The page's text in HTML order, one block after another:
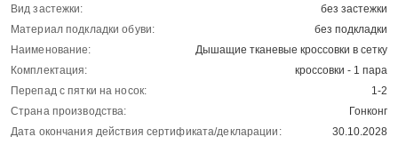
Вид застежки:
без застежки
Материал подкладки обуви:
без подкладки
Наименование:
Дышащие тканевые кроссовки в сетку
Комплектация:
кроссовки - 1 пара
Перепад с пятки на носок:
1-2
Страна производства:
Гонконг
Дата окончания действия сертификата/декларации:
30.10.2028